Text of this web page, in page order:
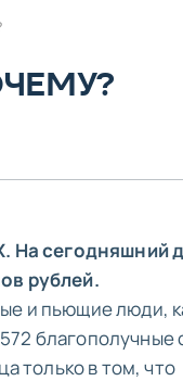
На сегодняшний
рублей.
и пьющие люди,
благополучные
только в том, что